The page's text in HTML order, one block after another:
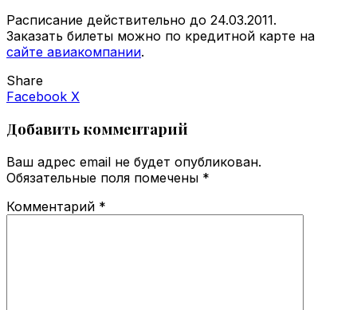
Расписание действительно до 24.03.2011.
Заказать билеты можно по кредитной карте на
сайте авиакомпании.
Share
Facebook X
Добавить комментарий
Ваш адрес email не будет опубликован.
Обязательные поля помечены *
Комментарий *